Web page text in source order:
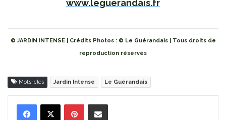
www.leguerandais.fr
© JARDIN INTENSE | Crédits Photos : © Le Guérandais | Tous droits de
reproduction réservés
Mots-clés Jardin Intense Le Guérandais